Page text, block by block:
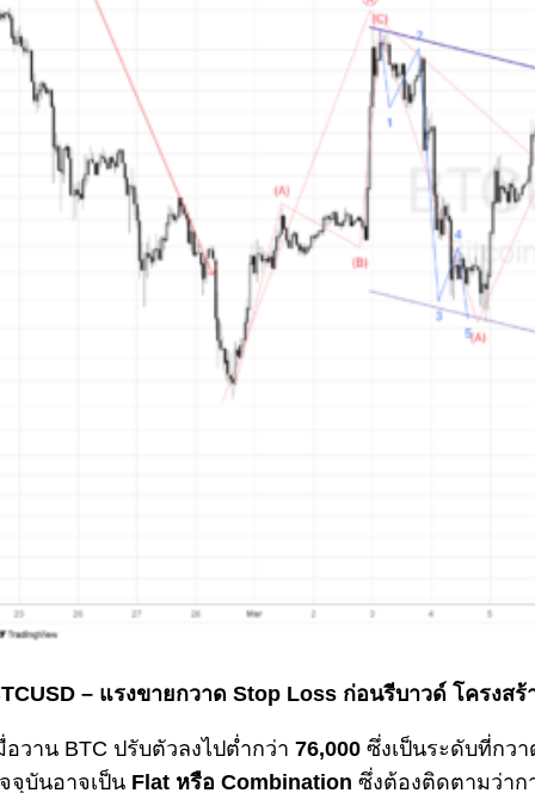
– แรงขายกวาด Stop Loss ก่อนรีบาวด์ โครงสร้
อวาน BTC ปรับตัวลงไปต่ำกว่า 76,000ซึ่งเป็นระดับที่กว
จุบันอาจเป็น Flat หรือ Combination ซึ่งต้องติดตามว่า